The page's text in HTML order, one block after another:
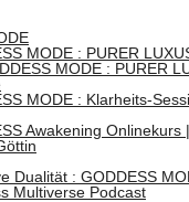
MODE : PURER
MODE : PURER
MODE : Klarheits-
Awakening Onlinekurs
Dualität : GODDESS
Multiverse Podcast